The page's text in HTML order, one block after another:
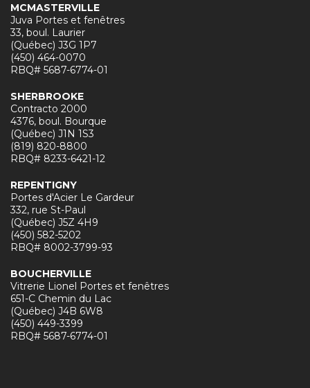
MCMASTERVILLE
Juva Portes et fenêtres
33, boul. Laurier
(Québec) J3G 1P7
(450) 464-0070
RBQ# 5687-6774-01
SHERBROOKE
Contracto 2000
4376, boul. Bourque
(Québec) J1N 1S3
(819) 820-8800
RBQ# 8233-6421-12
REPENTIGNY
Portes d'Acier Le Gardeur
332, rue St-Paul
(Québec) J5Z 4H9
(450) 582-5202
RBQ# 8002-3799-93
BOUCHERVILLE
Vitrerie Lionel Portes et fenêtres
651-C Chemin du Lac
(Québec) J4B 6W8
(450) 449-3399
RBQ# 5687-6774-01